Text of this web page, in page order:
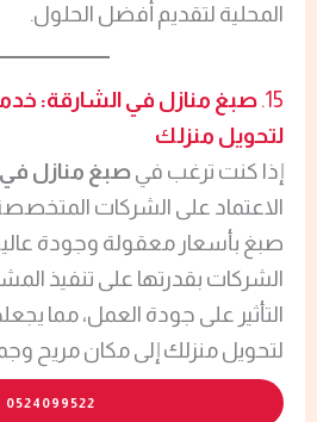
المحلية لتقديم أفضل الحلول.
15. صبغ منازل في الشارقة:
لتحويل منزلك
إذا كنت ترغب فيصبغ منازل في
الاعتماد على الشركات
صبغ بأسعار معقولة وجودة
الشركات بقدرتها على تنفيذ
التأثير على جودة العمل، مما
لتحويل منزلك إلى مكان مريح
0524099522